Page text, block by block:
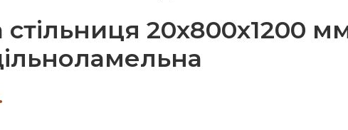
20х800х1200 мм